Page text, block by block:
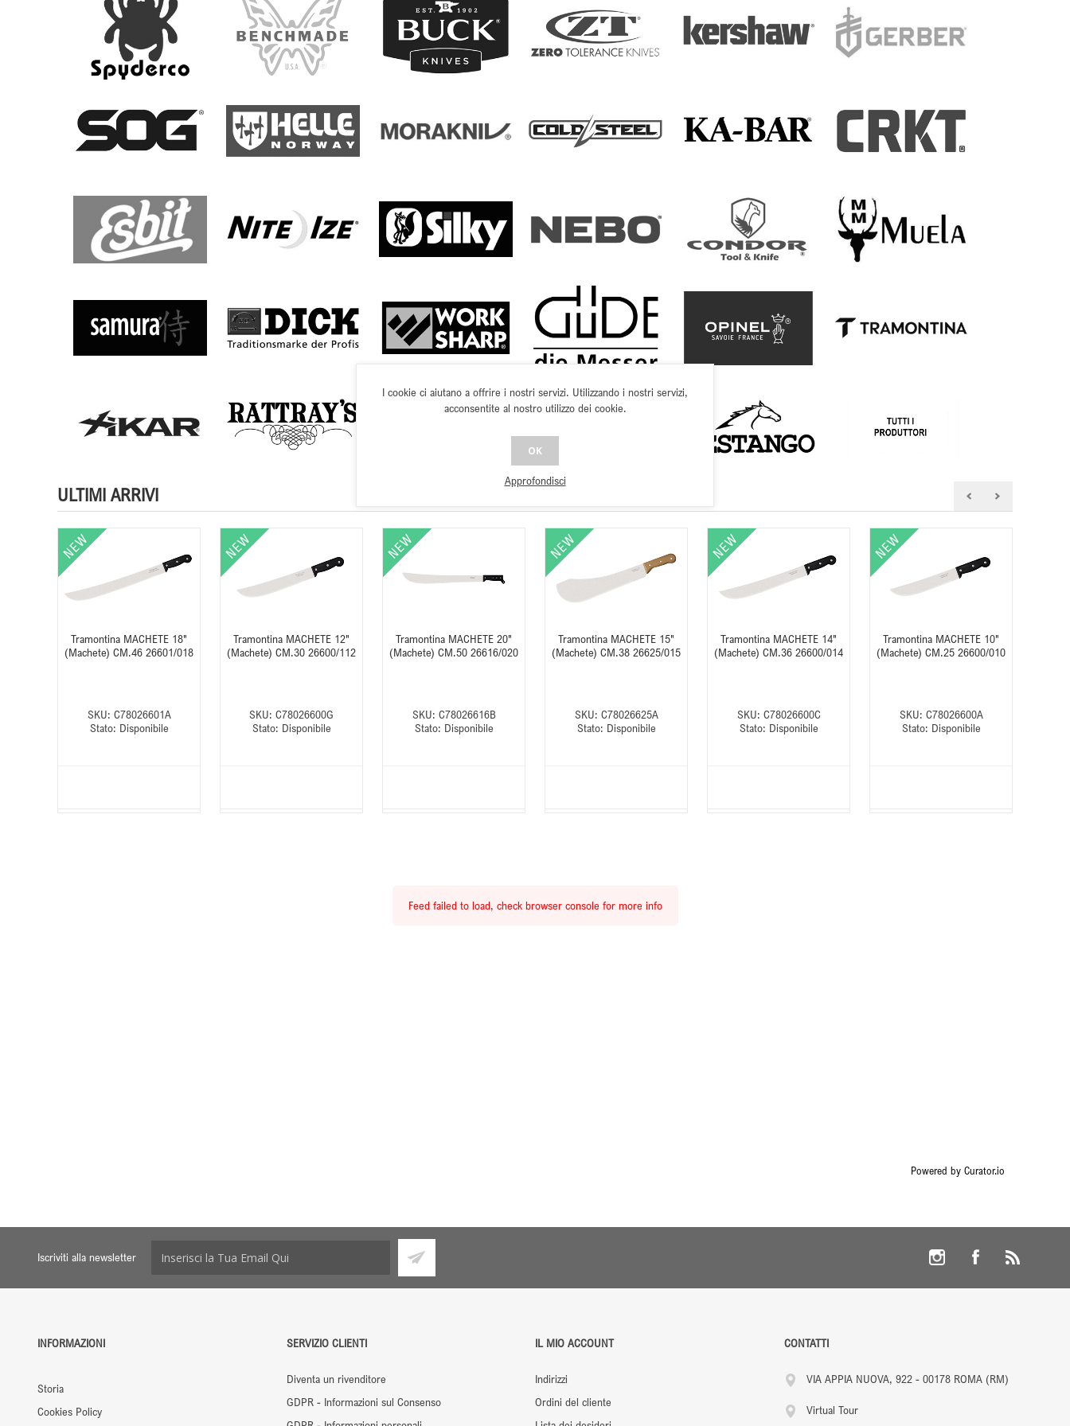
ULTIMI ARRIVI
Tramontina MACHETE 18"
(Machete) CM.46 26601/018
SKU: C78026601A
Stato: Disponibile
Tramontina MACHETE 12"
(Machete) CM.30 26600/112
SKU: C78026600G
Stato: Disponibile
Tramontina MACHETE 20"
(Machete) CM.50 26616/020
SKU: C78026616B
Stato: Disponibile
Tramontina MACHETE 15"
(Machete) CM.38 26625/015
SKU: C78026625A
Stato: Disponibile
Tramontina MACHETE 14"
(Machete) CM.36 26600/014
SKU: C78026600C
Stato: Disponibile
Tramontina MACHETE 10"
(Machete) CM.25 26600/010
SKU: C78026600A
Stato: Disponibile
Feed failed to load, check browser console for more info
Powered by Curator.io
Iscriviti alla newsletter
INFORMAZIONI
Storia
Cookies Policy
SERVIZIO CLIENTI
Diventa un rivenditore
GDPR - Informazioni sul Consenso
IL MIO ACCOUNT
Indirizzi
Ordini del cliente
CONTATTI
VIA APPIA NUOVA, 922 - 00178 ROMA (RM)
Virtual Tour
I cookie ci aiutano a offrire i nostri servizi. Utilizzando i nostri servizi,
acconsentite al nostro utilizzo dei cookie.
OK
Approfondisci